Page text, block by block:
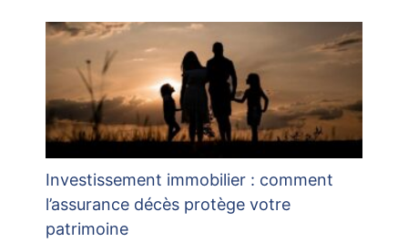
Investissement immobilier : comment
l’assurance décès protège votre
patrimoine